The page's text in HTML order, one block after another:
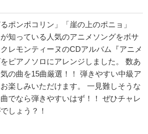
ポンポコリン」「崖の上のポニョ」
が知っている人気のアニメソングをボサ
レモンティーヌのCDアルバム『アニメ
ピアノソロにアレンジしました。 数あ
の曲を15曲厳選！！ 弾きやすい中級ア
楽しみいただけます。 一見難しそうな
でなら弾きやすいはず！！ ぜひチャレ
しょう？！